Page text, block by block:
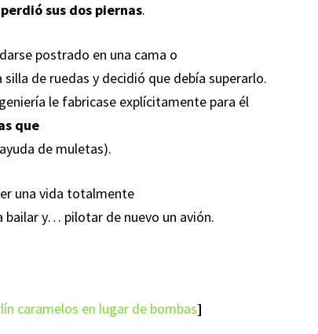
sus dos piernas.
postrado en una cama o
de ruedas y decidió que debía superarlo.
le fabricase explícitamente para él
que
de muletas).
una vida totalmente
bailar y… pilotar de nuevo un avión.
caramelos en lugar de bombas]